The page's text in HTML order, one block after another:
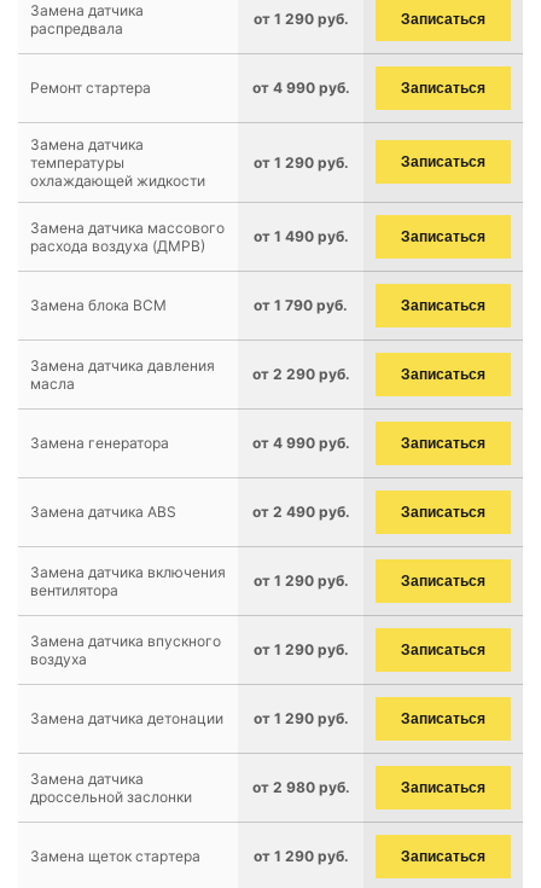
Замена датчика
распредвала
от 1 290 руб. Записаться
Ремонт стартера от 4 990 руб. Записаться
Замена датчика
температуры
охлаждающей жидкости
от 1 290 руб. Записаться
Замена датчика массового
расхода воздуха (ДМРВ)
от 1 490 руб. Записаться
Замена блока BCM от 1 790 руб. Записаться
Замена датчика давления
масла
от 2 290 руб. Записаться
Замена генератора от 4 990 руб. Записаться
Замена датчика ABS от 2 490 руб. Записаться
Замена датчика включения
вентилятора
от 1 290 руб. Записаться
Замена датчика впускного
воздуха
от 1 290 руб. Записаться
Замена датчика детонации от 1 290 руб. Записаться
Замена датчика
дроссельной заслонки
от 2 980 руб. Записаться
Замена щеток стартера от 1 290 руб. Записаться